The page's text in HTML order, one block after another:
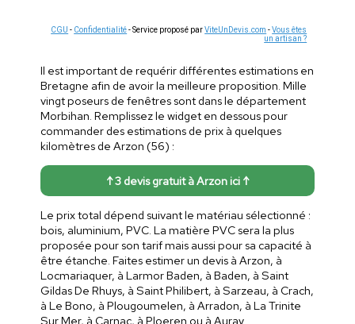
CGU - Confidentialité- Service proposé parViteUnDevis.com -Vous êtes
un artisan ?
Il est important de requérir différentes estimations en
Bretagne afin de avoir la meilleure proposition. Mille
vingt poseurs de fenêtres sont dans le département
Morbihan. Remplissez le widget en dessous pour
commander des estimations de prix à quelques
kilomètres de Arzon (56) :
↑ 3 devis gratuit à Arzon ici ↑
Le prix total dépend suivant le matériau sélectionné :
bois, aluminium, PVC. La matière PVC sera la plus
proposée pour son tarif mais aussi pour sa capacité à
être étanche. Faites estimer un devis à Arzon, à
Locmariaquer, à Larmor Baden, à Baden, à Saint
Gildas De Rhuys, à Saint Philibert, à Sarzeau, à Crach,
à Le Bono, à Plougoumelen, à Arradon, à La Trinite
Sur Mer, à Carnac, à Ploeren ou à Auray.